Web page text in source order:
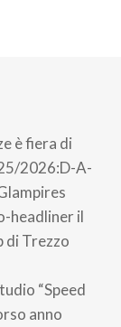
è fiera di
2026:D-A-
headliner il
di Trezzo
“Speed
anno